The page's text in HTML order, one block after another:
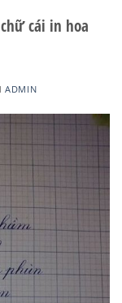
cái in hoa
ADMIN